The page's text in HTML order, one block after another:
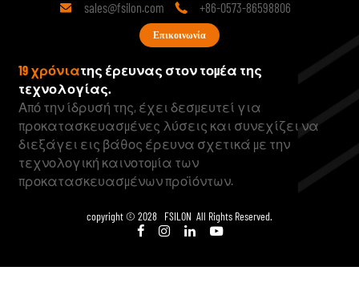
 sales@fsilon.com  +86-0573-86598806
Επικοινωνία
19 χρόνιατης έρευνας στον τομέα της
τεχνολογίας.
Από την ίδρυσή της, έχει δεσμευτεί για
προκατασκευασμένες λύσεις και συνεχίζει να
διεξάγει εις βάθος έρευνα σχετικά με την
τεχνολογική καινοτομία των
προκατασκευασμένων προϊόντων.
copyright © 2028 FSILON All Rights Reserved.